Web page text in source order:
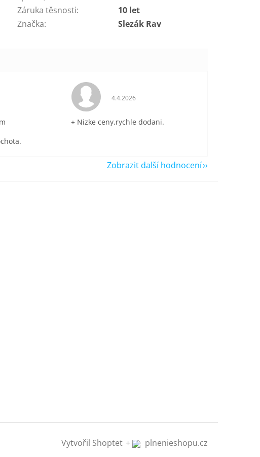
Záruka těsnosti:
10 let
Značka: Slezák Rav
obchodu je 5 z 5 hvězdiček. Hodnocení obchodu je 5 z 5 hvězdiček.
4.4.2026
+ Nizke ceny,rychle dodani.
Zobrazit další hodnocení
Vytvořil Shoptet + plnenieshopu.cz